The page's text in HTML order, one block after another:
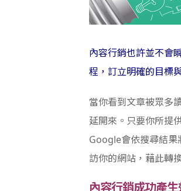
內容行銷也許並不會
程，訂立明確的目標
當你看到文章被眾多
延開來。只要你所提
Google會依搜尋結果
訪你的網站，藉此轉
內容行銷成功產